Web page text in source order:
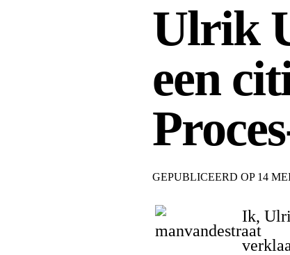
Ulrik
een
GEPUBLICEERD OP 14
Ik,